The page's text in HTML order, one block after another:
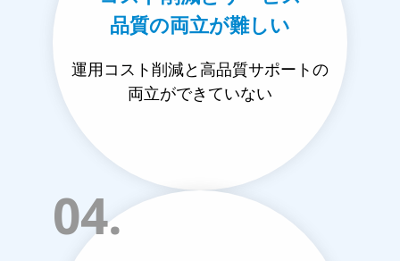
品質の両立が難しい
運用コスト削減と高品質サポートの
両立ができていない
04.